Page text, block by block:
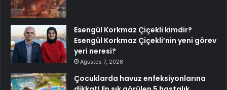
Esengül Korkmaz Çiçekli kimdir?
Esengül Korkmaz Çiçekli’nin yeni görev
yeri neresi?
Ağustos 7, 2026
Çocuklarda havuz enfeksiyonlarına